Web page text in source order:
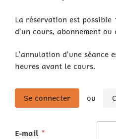
La réservation est possible
d’un cours, abonnement ou
L’annulation d’une séance
heures avant le cours.
Se connecter
E-mail